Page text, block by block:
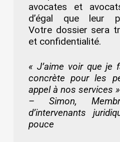
avocates et
d’égal que leur
Votre dossier sera
et confidentialité.
« J’aime voir que je
concrète pour les
appel à nos services
– Simon,
d’intervenants
pouce